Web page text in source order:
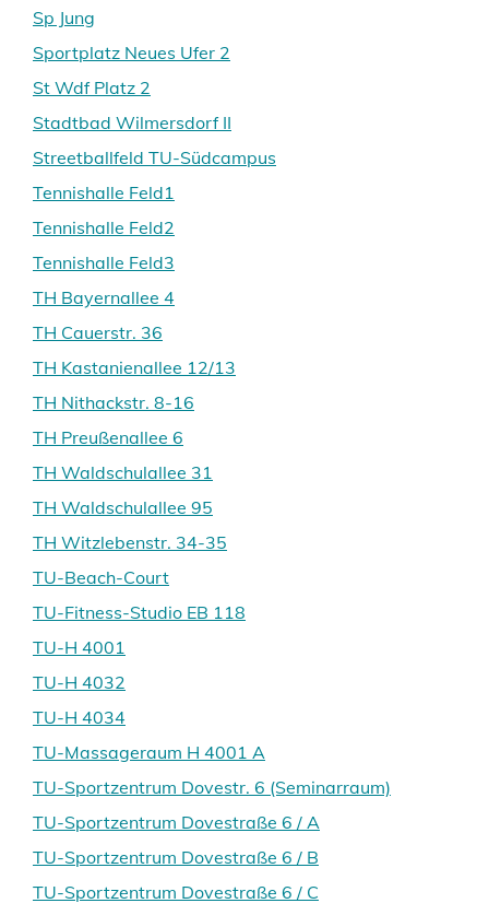
Sp Jung
Sportplatz Neues Ufer 2
St Wdf Platz 2
Stadtbad Wilmersdorf II
Streetballfeld TU-Südcampus
Tennishalle Feld1
Tennishalle Feld2
Tennishalle Feld3
TH Bayernallee 4
TH Cauerstr. 36
TH Kastanienallee 12/13
TH Nithackstr. 8-16
TH Preußenallee 6
TH Waldschulallee 31
TH Waldschulallee 95
TH Witzlebenstr. 34-35
TU-Beach-Court
TU-Fitness-Studio EB 118
TU-H 4001
TU-H 4032
TU-H 4034
TU-Massageraum H 4001 A
TU-Sportzentrum Dovestr. 6 (Seminarraum)
TU-Sportzentrum Dovestraße 6 / A
TU-Sportzentrum Dovestraße 6 / B
TU-Sportzentrum Dovestraße 6 / C